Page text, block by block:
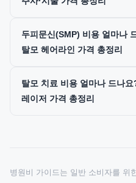
두피문신(SMP) 비용 얼마나
탈모 헤어라인 가격 총정리
탈모 치료 비용 얼마나 드나요
레이저 가격 총정리
병원비 가이드는 일반 소비자를 위